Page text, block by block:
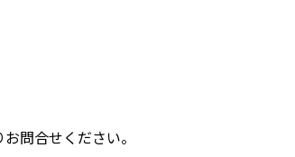
お問合せください。